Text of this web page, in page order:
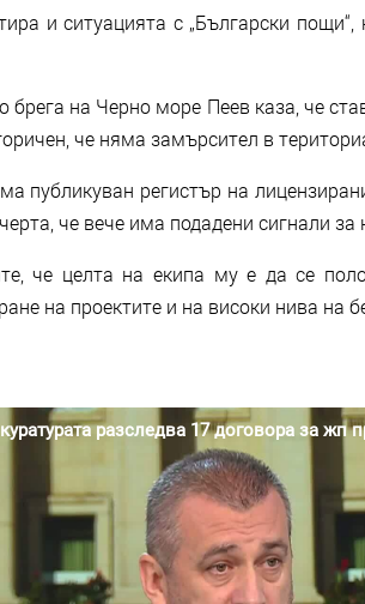
и ситуацията с „Български пощи“,
брега на Черно море Пеев каза, че
че няма замърсител в
публикуван регистър на
че вече има подадени сигнали за
че целта на екипа му е да се
на проектите и на високи нива на